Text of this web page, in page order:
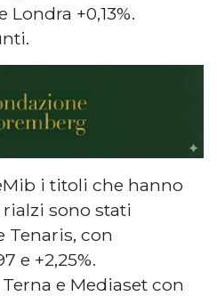
Londra +0,13%.
i titoli che hanno
sono stati
Tenaris, con
e +2,25%.
e Mediaset con